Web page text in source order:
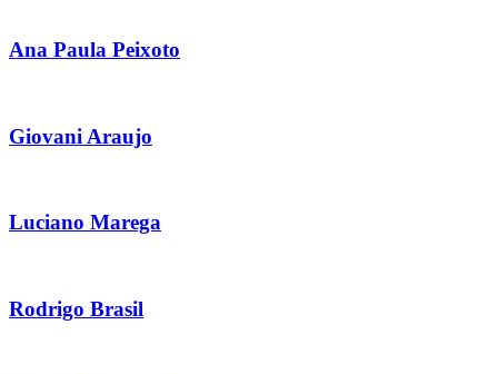
Ana Paula Peixoto
Giovani Araujo
Luciano Marega
Rodrigo Brasil